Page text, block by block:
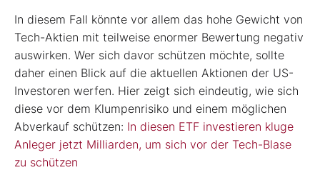
In diesem Fall könnte vor allem das hohe Gewicht von
Tech-Aktien mit teilweise enormer Bewertung negativ
auswirken. Wer sich davor schützen möchte, sollte
daher einen Blick auf die aktuellen Aktionen der US-
Investoren werfen. Hier zeigt sich eindeutig, wie sich
diese vor dem Klumpenrisiko und einem möglichen
Abverkauf schützen: In diesen ETF investieren kluge
Anleger jetzt Milliarden, um sich vor der Tech-Blase
zu schützen